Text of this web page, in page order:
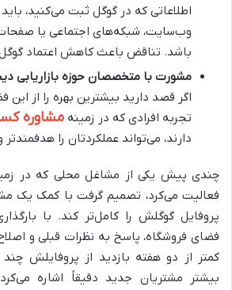
اطلاعاتی که در گوگل ثبت می‌کنید،
وب‌سایت، شبکه‌های اجتماعی یا
باشد. تناقض باعث کاهش اعتماد گوگل
مشورت با متخصصان حوزه بازاریابی
اگر قصد دارید بیشترین بهره را از این
تجربه‌ افرادی که در زمینه مشاوره
دارند، می‌تواند عملکردتان را
چندی پیش یکی از مشاغل محلی که در
فعالیت می‌کرد، تصمیم گرفت با کمک یک
پروفایل گوگلش را کامل‌تر کند. با
فضای فروشگاه، پاسخ به نظرات قبلی و
کمتر از دو هفته بازدید از پروفایلش چند
بیشتر مشتریان جدید دقیقاً اشاره